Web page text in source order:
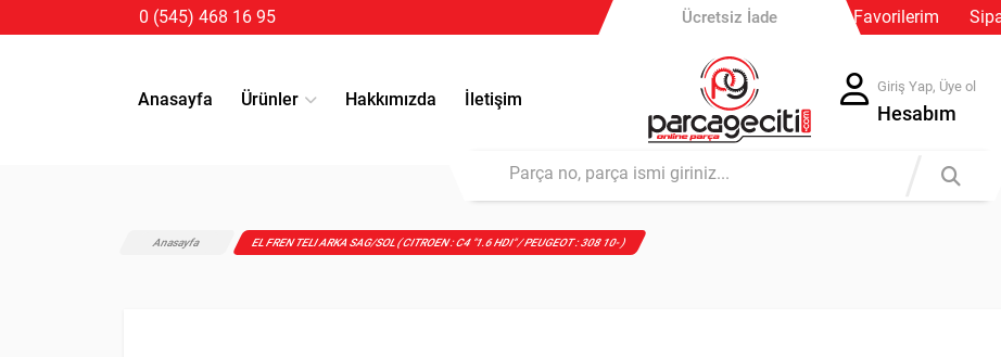
0 (545) 468 16 95
Ücretsiz İade
Favorilerim
Anasayfa Ürünler Hakkımızda İletişim
Giriş Yap, Üye ol
Hesabım
Anasayfa EL FREN TELI ARKA SAG/SOL ( CITROEN : C4 "1.6 HDI" / PEUGEOT : 308 10- )